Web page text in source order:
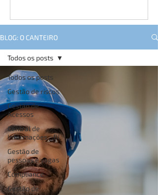
BLOG: O CANTEIRO
Todos os posts
Gestão de riscos
Gestão de
Acessos
Central de
Informações - BI
Gestão de
pessoas e vagas
Compliance
Gestão de
Todos os posts